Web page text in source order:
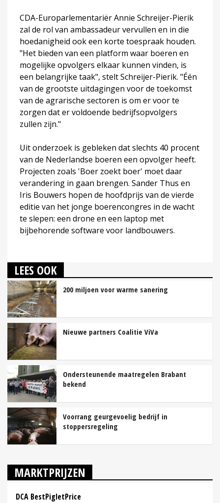
CDA-Europarlementariër Annie Schreijer-Pierik
zal de rol van ambassadeur vervullen en in die
hoedanigheid ook een korte toespraak houden.
"Het bieden van een platform waar boeren en
mogelijke opvolgers elkaar kunnen vinden, is
een belangrijke taak", stelt Schreijer-Pierik. "Één
van de grootste uitdagingen voor de toekomst
van de agrarische sectoren is om er voor te
zorgen dat er voldoende bedrijfsopvolgers
zullen zijn."
Uit onderzoek is gebleken dat slechts 40 procent
van de Nederlandse boeren een opvolger heeft.
Projecten zoals 'Boer zoekt boer' moet daar
verandering in gaan brengen. Sander Thus en
Iris Bouwers hopen de hoofdprijs van de vierde
editie van het jonge boerencongres in de wacht
te slepen: een drone en een laptop met
bijbehorende software voor landbouwers.
LEES OOK
200 miljoen voor warme sanering
Nieuwe partners Coalitie ViVa
Ondersteunende maatregelen Brabant
bekend
Voorrang geurgevoelig bedrijf in
stoppersregeling
MARKTPRIJZEN
DCA BestPigletPrice